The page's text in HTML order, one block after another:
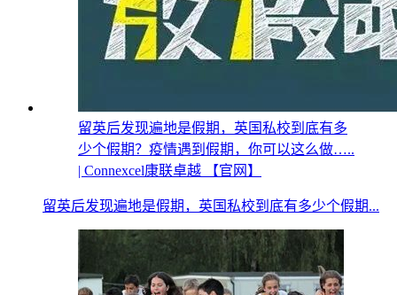
留英后发现遍地是假期，英国私校到底有多
少个假期？疫情遇到假期，你可以这么做…..
| Connexcel康联卓越 【官网】
留英后发现遍地是假期，英国私校到底有多少个假期...